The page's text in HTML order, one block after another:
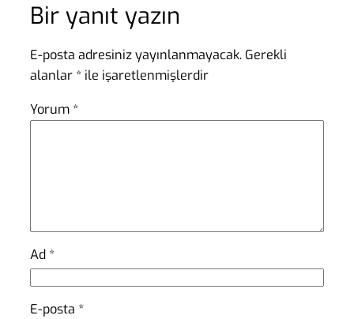
Bir yanıt yazın
E-posta adresiniz yayınlanmayacak. Gerekli
alanlar * ile işaretlenmişlerdir
Yorum *
Ad *
E-posta *